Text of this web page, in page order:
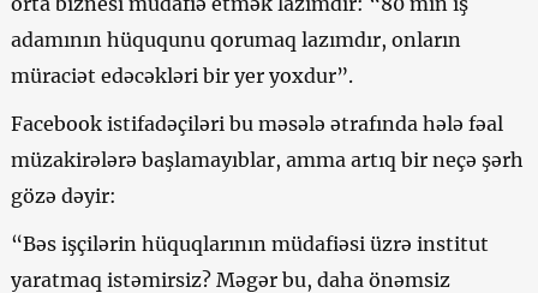
adamının hüququnu qorumaq lazımdır, onların
müraciət edəcəkləri bir yer yoxdur”.
Facebook istifadəçiləri bu məsələ ətrafında hələ fəal
müzakirələrə başlamayıblar, amma artıq bir neçə şərh
gözə dəyir:
“Bəs işçilərin hüquqlarının müdafiəsi üzrə institut
yaratmaq istəmirsiz? Məgər bu, daha önəmsiz